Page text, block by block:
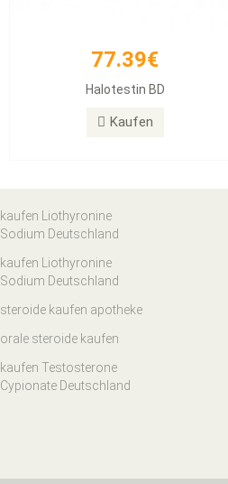
77.39€
Halotestin BD
Kaufen
kaufen Liothyronine
Sodium Deutschland
kaufen Liothyronine
Sodium Deutschland
steroide kaufen apotheke
orale steroide kaufen
kaufen Testosterone
Cypionate Deutschland